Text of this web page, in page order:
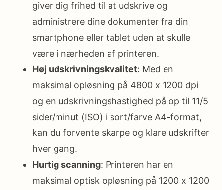
giver dig frihed til at udskrive og
administrere dine dokumenter fra din
smartphone eller tablet uden at skulle
være i nærheden af printeren.
Høj udskrivningskvalitet: Med en
maksimal opløsning på 4800 x 1200 dpi
og en udskrivningshastighed på op til 11/5
sider/minut (ISO) i sort/farve A4-format,
kan du forvente skarpe og klare udskrifter
hver gang.
Hurtig scanning: Printeren har en
maksimal optisk opløsning på 1200 x 1200